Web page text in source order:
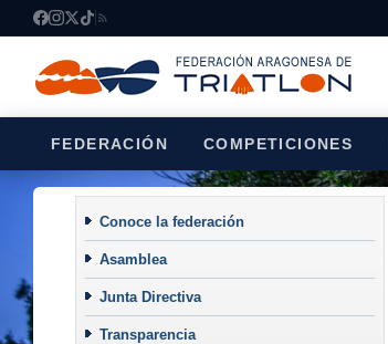
FEDERACIÓN COMPETICIONES
Conoce la federación
Asamblea
Junta Directiva
Transparencia